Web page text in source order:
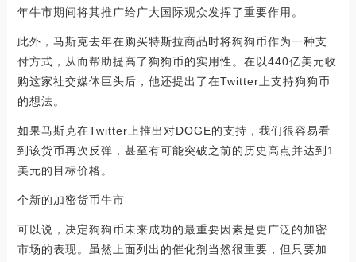
年牛市期间将其推广给广大国际观众发挥了重要作用。
此外，马斯克去年在购买特斯拉商品时将狗狗币作为一种支
付方式，从而帮助提高了狗狗币的实用性。在以440亿美元收
购这家社交媒体巨头后，他还提出了在Twitter上支持狗狗币
的想法。
如果马斯克在Twitter上推出对DOGE的支持，我们很容易看
到该货币再次反弹，甚至有可能突破之前的历史高点并达到1
美元的目标价格。
个新的加密货币牛市
可以说，决定狗狗币未来成功的最重要因素是更广泛的加密
市场的表现。虽然上面列出的催化剂当然很重要，但只要加